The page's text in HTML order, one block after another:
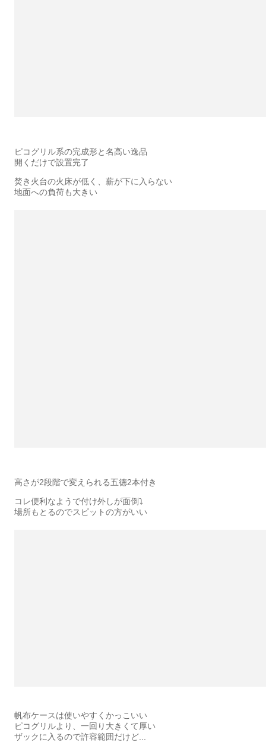
ピコグリル系の完成形と名高い逸品
開くだけで設置完了
焚き火台の火床が低く、薪が下に入らない
地面への負荷も大きい
高さが2段階で変えられる五徳2本付き
コレ便利なようで付け外しが面倒⤵︎
場所もとるのでスピットの方がいい
帆布ケースは使いやすくかっこいい
ピコグリルより、一回り大きくて厚い
ザックに入るので許容範囲だけど...